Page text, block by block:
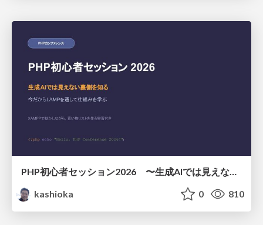
PHP初心者セッション2026 〜生成AIでは見えない裏側を知る：今だからLAMPを通して仕組みを学ぶ〜
kashioka
0 810